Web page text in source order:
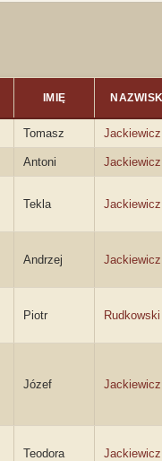
IMIĘ
Tomasz Jackiewicz
Antoni Jackiewicz
Tekla Jackiewicz
Andrzej Jackiewicz
Piotr Rudkowski
Józef Jackiewicz
Teodora Jackiewicz